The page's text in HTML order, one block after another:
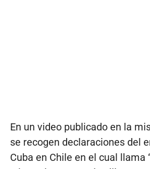
En un video publicado en la
se recogen declaraciones del
Cuba en Chile en el cual llama